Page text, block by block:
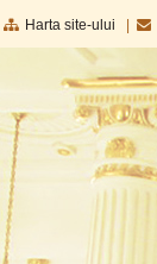
Harta site-ului